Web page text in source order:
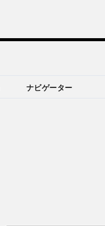
ナビゲーター